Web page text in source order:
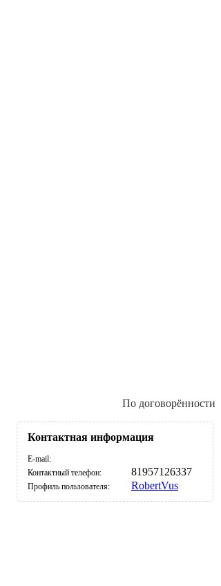
По договорённости
Контактная информация
E-mail:
Контактный телефон:
81957126337
Профиль пользователя: RobertVus